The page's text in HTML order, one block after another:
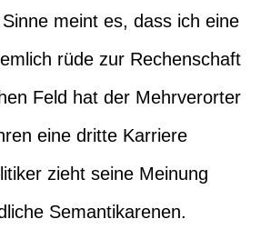
meint es, dass ich eine
rüde zur Rechenschaft
Feld hat der Mehrverorter
eine dritte Karriere
zieht seine Meinung
Semantikarenen.